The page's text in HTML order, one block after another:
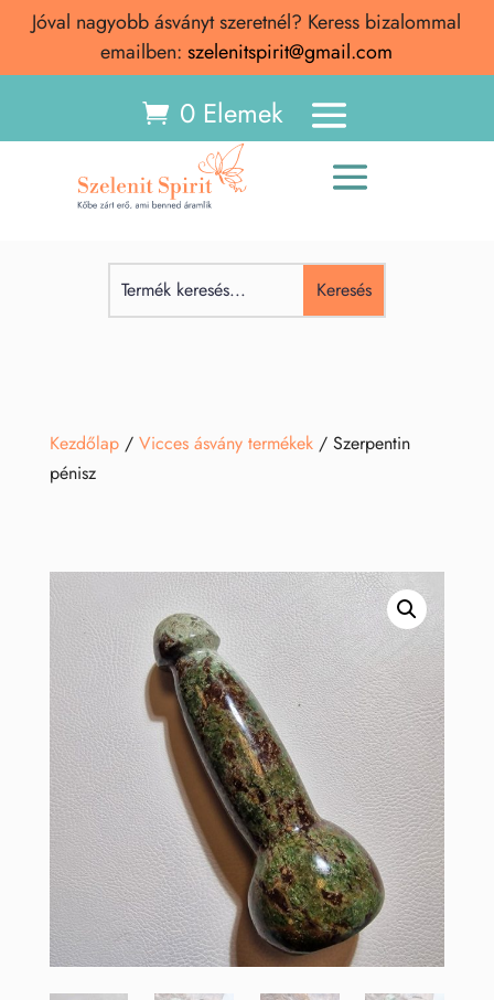
Jóval nagyobb ásványt szeretnél? Keress bizalommal
emailben: szelenitspirit@gmail.com
0 Elemek
Kezdőlap/ Vicces ásvány termékek/ Szerpentin
pénisz